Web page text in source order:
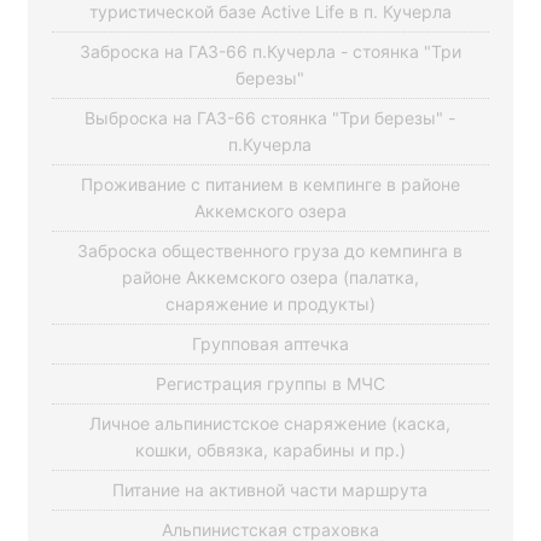
туристической базе Active Life в п. Кучерла
Заброска на ГАЗ-66 п.Кучерла - стоянка "Три
березы"
Выброска на ГАЗ-66 стоянка "Три березы" -
п.Кучерла
Проживание с питанием в кемпинге в районе
Аккемского озера
Заброска общественного груза до кемпинга в
районе Аккемского озера (палатка,
снаряжение и продукты)
Групповая аптечка
Регистрация группы в МЧС
Личное альпинистское снаряжение (каска,
кошки, обвязка, карабины и пр.)
Питание на активной части маршрута
Альпинистская страховка